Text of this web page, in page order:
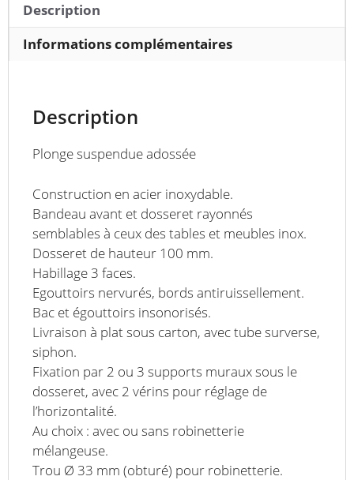
L
1200
mm
Description
Informations complémentaires
Description
Plonge suspendue adossée
Construction en acier inoxydable.
Bandeau avant et dosseret rayonnés
semblables à ceux des tables et meubles inox.
Dosseret de hauteur 100 mm.
Habillage 3 faces.
Egouttoirs nervurés, bords antiruissellement.
Bac et égouttoirs insonorisés.
Livraison à plat sous carton, avec tube surverse,
siphon.
Fixation par 2 ou 3 supports muraux sous le
dosseret, avec 2 vérins pour réglage de
l’horizontalité.
Au choix : avec ou sans robinetterie
mélangeuse.
Trou Ø 33 mm (obturé) pour robinetterie.